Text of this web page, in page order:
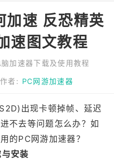
加速 反恐精英
速图文教程
加速器下载及使用教程
作者: PC网游加速器
出现卡顿掉帧、延迟
不去等问题怎么办？如
的PC网游加速器？
安装